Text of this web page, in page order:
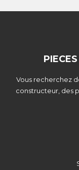
Vous recherchez
constructeur, des